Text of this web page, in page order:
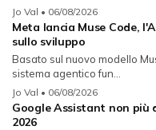
Jo Val • 06/08/2026
Meta lancia Muse Code,
sullo sviluppo
Basato sul nuovo modello
sistema agentico fun...
Jo Val • 06/08/2026
Google Assistant non più
2026